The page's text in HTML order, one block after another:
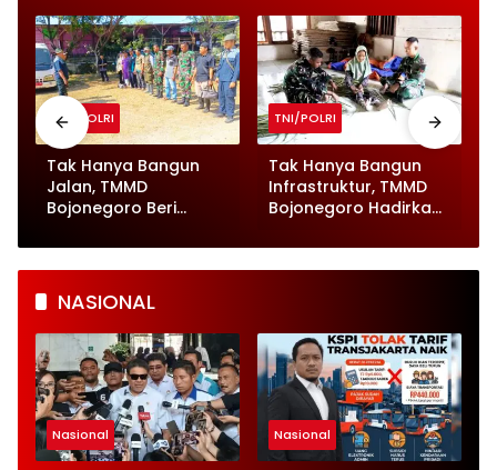
TNI/POLRI
Tak Hanya Bangun
Jalan, TMMD
Bojonegoro Beri
untuk Ratusan Ternak
TNI/POLRI
Tak Hanya Bangun
Infrastruktur, TMMD
Bojonegoro Hadirkan
Prajurit Anyam Tikar
NASIONAL
Nasional Nasional